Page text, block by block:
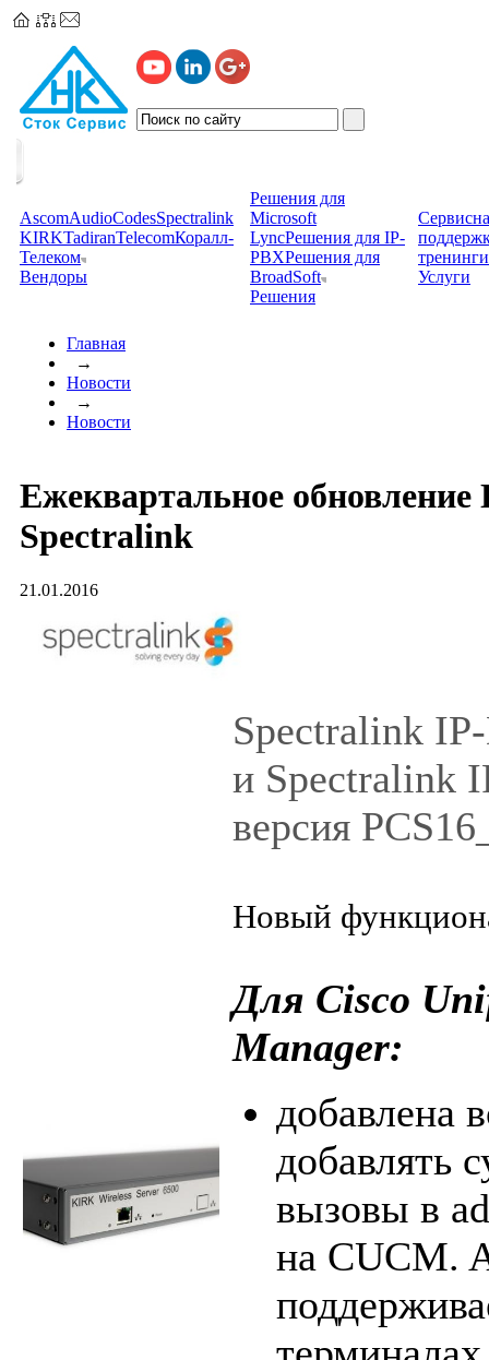
AscomAudioCodesSpectralink
KIRKTadiranTelecomКоралл-
Телеком
Вендоры
Решения для
Microsoft
LyncРешения для IP-
PBXРешения для
BroadSoft
Решения
тренинги
Услуги
Главная
→
Новости
→
Новости
Ежеквартальное
Spectralink
21.01.2016
Spectralink
и Spectralink
версия
Новый
Для Cisco
Manager:
добавлена
добавлять
вызовы в
на CUCM.